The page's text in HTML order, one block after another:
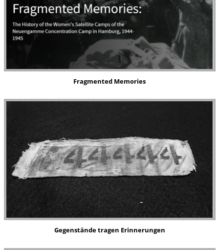
Fragmented Memories
Gegenständetragen Erinnerungen